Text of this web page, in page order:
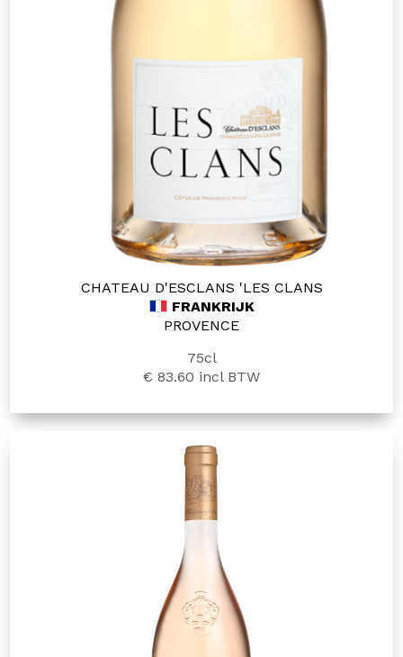
CHATEAU D'ESCLANS 'LES CLANS
FRANKRIJK
PROVENCE
75cl
€ 83.60 incl BTW